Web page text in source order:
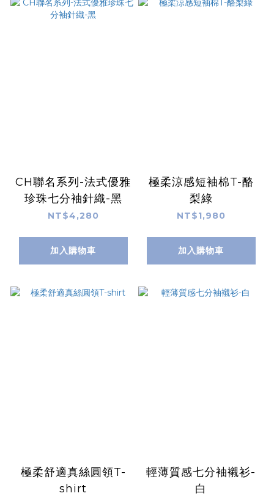
CH聯名系列-法式優雅
珍珠七分袖針織-黑
NT$4,280
加入購物車
極柔涼感短袖棉T-酪
梨綠
NT$1,980
加入購物車
極柔舒適真絲圓領T-
shirt
輕薄質感七分袖襯衫-
白